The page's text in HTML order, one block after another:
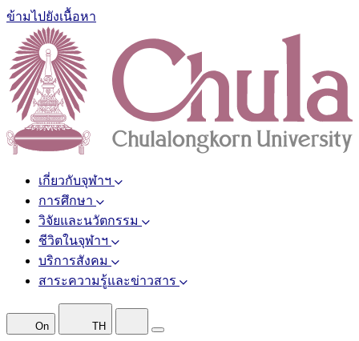
ข้ามไปยังเนื้อหา
เกี่ยวกับจุฬาฯ
การศึกษา
วิจัยและนวัตกรรม
ชีวิตในจุฬาฯ
บริการสังคม
สาระความรู้และข่าวสาร
On TH